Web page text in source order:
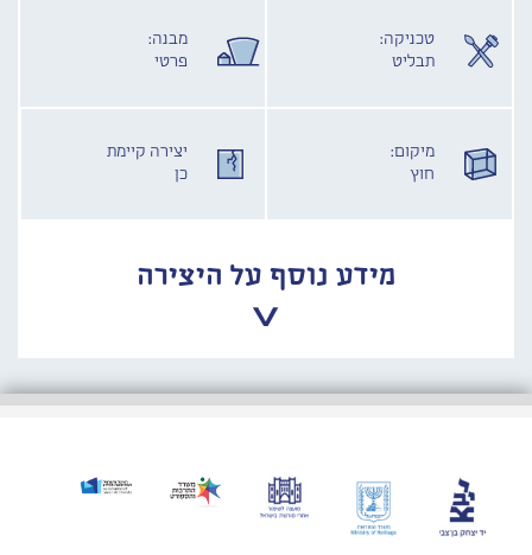
טכניקה:
תבליט
מבנה:
פרטי
מיקום:
חוץ
יצירה קיימת
כן
מידע נוסף על היצירה